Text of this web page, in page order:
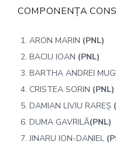
COMPONENȚA
ARON MARIN (PNL)
BACIU IOAN (PNL)
BARTHA ANDREI
CRISTEA SORIN (PNL)
DAMIAN LIVIU RAREȘ
DUMA GAVRILĂ(PNL)
JINARU ION-DANIEL